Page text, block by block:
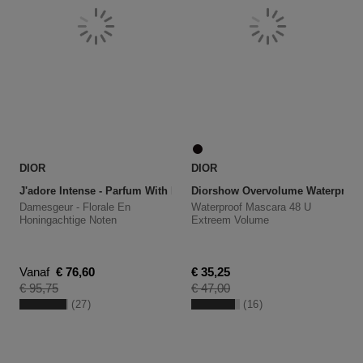
DIOR
J'adore Intense - Parfum With Floral And Honeyed Notes
Damesgeur - Florale En
Honingachtige Noten
Vanaf Kortingsprijs
€ 76,60
Productprijs
€ 95,75
27
DIOR
Diorshow Overvolume Waterproof
Waterproof Mascara 48 U
Extreem Volume
Kortingsprijs
€ 35,25
Productprijs
€ 47,00
16